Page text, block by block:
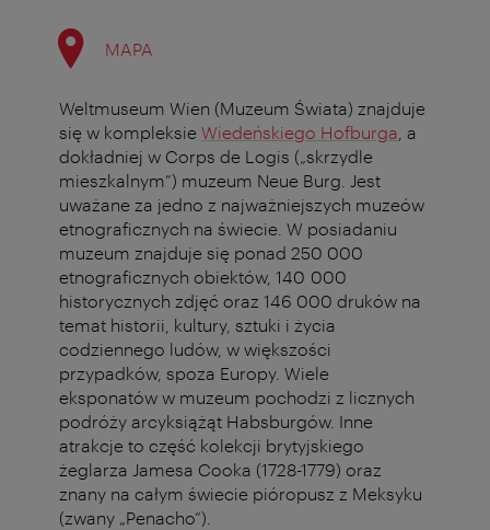
MAPA
Weltmuseum Wien (Muzeum Świata) znajduje
się w kompleksie Wiedeńskiego Hofburga , a
dokładniej w Corps de Logis („skrzydle
mieszkalnym”) muzeum Neue Burg. Jest
uważane za jedno z najważniejszych muzeów
etnograficznych na świecie. W posiadaniu
muzeum znajduje się ponad 250 000
etnograficznych obiektów, 140 000
historycznych zdjęć oraz 146 000 druków na
temat historii, kultury, sztuki i życia
codziennego ludów, w większości
przypadków, spoza Europy. Wiele
eksponatów w muzeum pochodzi z licznych
podróży arcyksiążąt Habsburgów. Inne
atrakcje to część kolekcji brytyjskiego
żeglarza Jamesa Cooka (1728-1779) oraz
znany na całym świecie pióropusz z Meksyku
(zwany „Penacho”).